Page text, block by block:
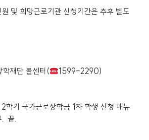
및 희망근로기관 신청기간은 추후 별도
학재단 콜센터( 1599-2290)
기 국가근로장학금 1차 학생 신청 매뉴
. 끝.